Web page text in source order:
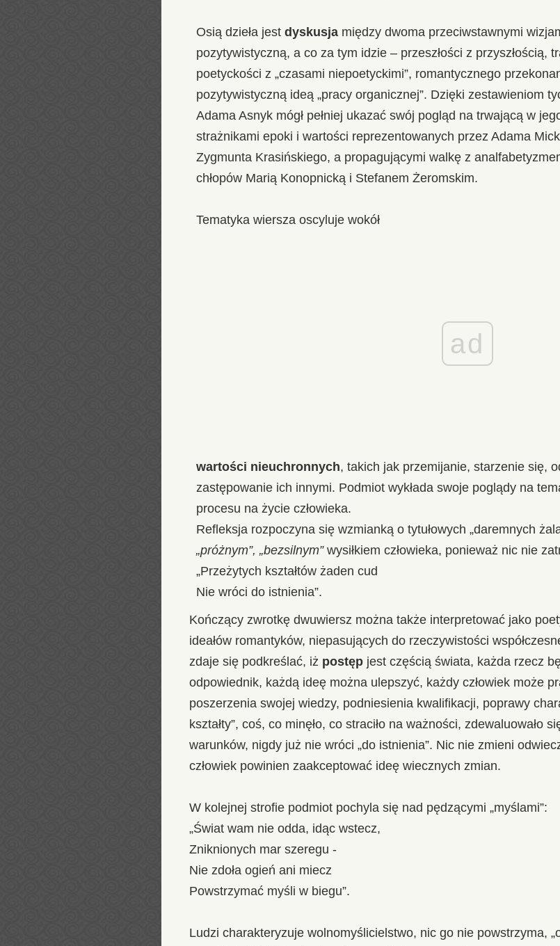
Osią dzieła jest dyskusja między dwoma przeciwstawnymi
pozytywistyczną, a co za tym idzie – przeszłości z przyszłością,
poetyckości z „czasami niepoetyckimi”, romantycznego
pozytywistyczną ideą „pracy organicznej”. Dzięki zestawieniom
Adama Asnyk mógł pełniej ukazać swój pogląd na trwającą w
strażnikami epoki i wartości reprezentowanych przez Adama
Zygmunta Krasińskiego, a propagującymi walkę z
chłopów Marią Konopnicką i Stefanem Żeromskim.
Tematyka wiersza oscyluje wokół
ad
wartości nieuchronnych, takich jak przemijanie, starzenie się,
zastępowanie ich innymi. Podmiot wykłada swoje poglądy na
procesu na życie człowieka.
Refleksja rozpoczyna się wzmianką o tytułowych „daremnych
„próżnym”, „bezsilnym”wysiłkiem człowieka, ponieważ nic nie
„Przeżytych kształtów żaden cud
Nie wróci do istnienia”.
Kończący zwrotkę dwuwiersz można także interpretować jako
ideałów romantyków, niepasujących do rzeczywistości
zdaje się podkreślać, iż postęp jest częścią świata, każda rzecz
odpowiednik, każdą ideę można ulepszyć, każdy człowiek może
poszerzenia swojej wiedzy, podniesienia kwalifikacji, poprawy
kształty”, coś, co minęło, co straciło na ważności, zdewaluowało
warunków, nigdy już nie wróci „do istnienia”. Nic nie zmieni
człowiek powinien zaakceptować ideę wiecznych zmian.
W kolejnej strofie podmiot pochyla się nad pędzącymi „myślami”:
„Świat wam nie odda, idąc wstecz,
Zniknionych mar szeregu -
Nie zdoła ogień ani miecz
Powstrzymać myśli w biegu”.
Ludzi charakteryzuje wolnomyślicielstwo, nic go nie powstrzyma,